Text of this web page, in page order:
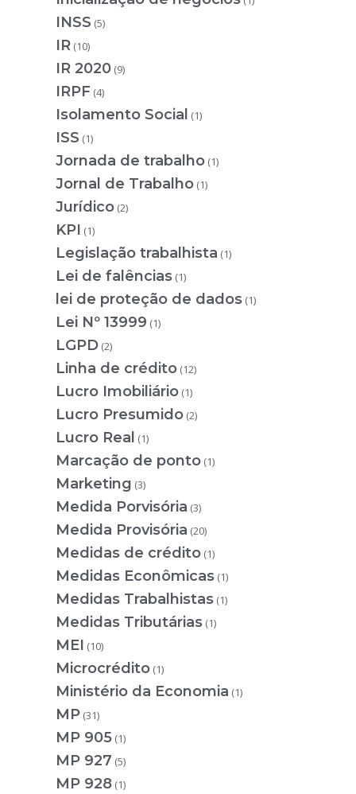
INSS (5)
IR (10)
IR 2020 (9)
IRPF (4)
Isolamento Social (1)
ISS (1)
Jornada de trabalho (1)
Jornal de Trabalho (1)
Jurídico (2)
KPI (1)
Legislação trabalhista (1)
Lei de falências (1)
lei de proteção de dados (1)
Lei Nº 13999 (1)
LGPD (2)
Linha de crédito (12)
Lucro Imobiliário (1)
Lucro Presumido (2)
Lucro Real (1)
Marcação de ponto (1)
Marketing (3)
Medida Porvisória (3)
Medida Provisória (20)
Medidas de crédito (1)
Medidas Econômicas (1)
Medidas Trabalhistas (1)
Medidas Tributárias (1)
MEI (10)
Microcrédito (1)
Ministério da Economia (1)
MP (31)
MP 905 (1)
MP 927 (5)
MP 928 (1)